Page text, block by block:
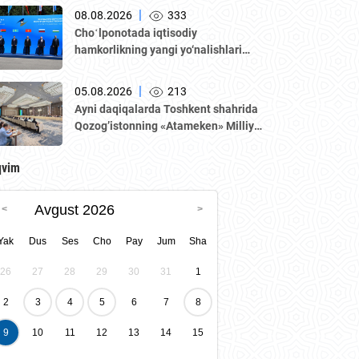
08.08.2026 |
333
Choʻlponotada iqtisodiy
hamkorlikning yangi yo‘nalishlari
05.08.2026 |
213
Аyni daqiqalarda Toshkent shahrida
Qozogʼistonning «Аtameken» Milliy
muzokaralari boʼlib oʼtmoqda.
Avgust 2026
Dus Ses Cho Pay Jum Sha
26 27 28 29 30 31 1
2 3 4 5 6 7 8
9 10 11 12 13 14 15